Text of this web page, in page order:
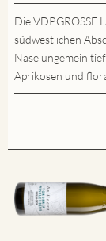
Die VDP.GROSSE
südwestlichen
Nase ungemein
Aprikosen und